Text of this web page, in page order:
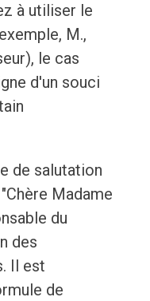
à utiliser le
M.,
le cas
d'un souci
de salutation
Madame
du
des
Il est
de